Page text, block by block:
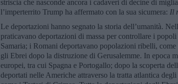
striscia che nasconde ancora i cadaveri di decine di
l’imperterrito Trump ha affermato con la sua sicumera: Il
Le deportazioni hanno segnato la storia dell’umanità.
praticavano deportazioni di massa per controllare i
Samaria; i Romani deportavano popolazioni ribelli,
gli Ebrei dopo la distruzione di Gerusalemme. In epoca
europei, tra cui Spagna e Portogallo; dopo la scoperta
deportati nelle Americhe attraverso la tratta atlantica